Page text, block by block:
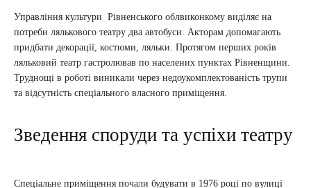
Управління культури Рівненського облвиконкому виділяє на
потреби лялькового театру два автобуси. Акторам допомагають
придбати декорації, костюми, ляльки. Протягом перших років
ляльковий театр гастролював по населених пунктах Рівненщини.
Труднощі в роботі виникали через недоукомплектованість трупи
та відсутність спеціального власного приміщення.
Зведення споруди та успіхи театру
Спеціальне приміщення почали будувати в 1976 році по вулиці